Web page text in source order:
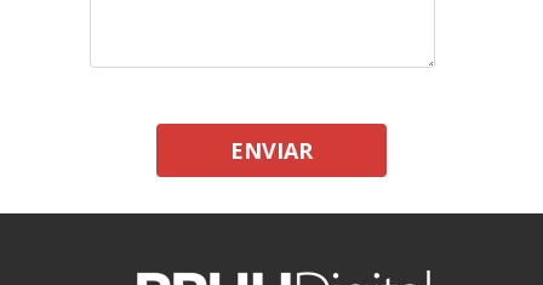
ENVIAR